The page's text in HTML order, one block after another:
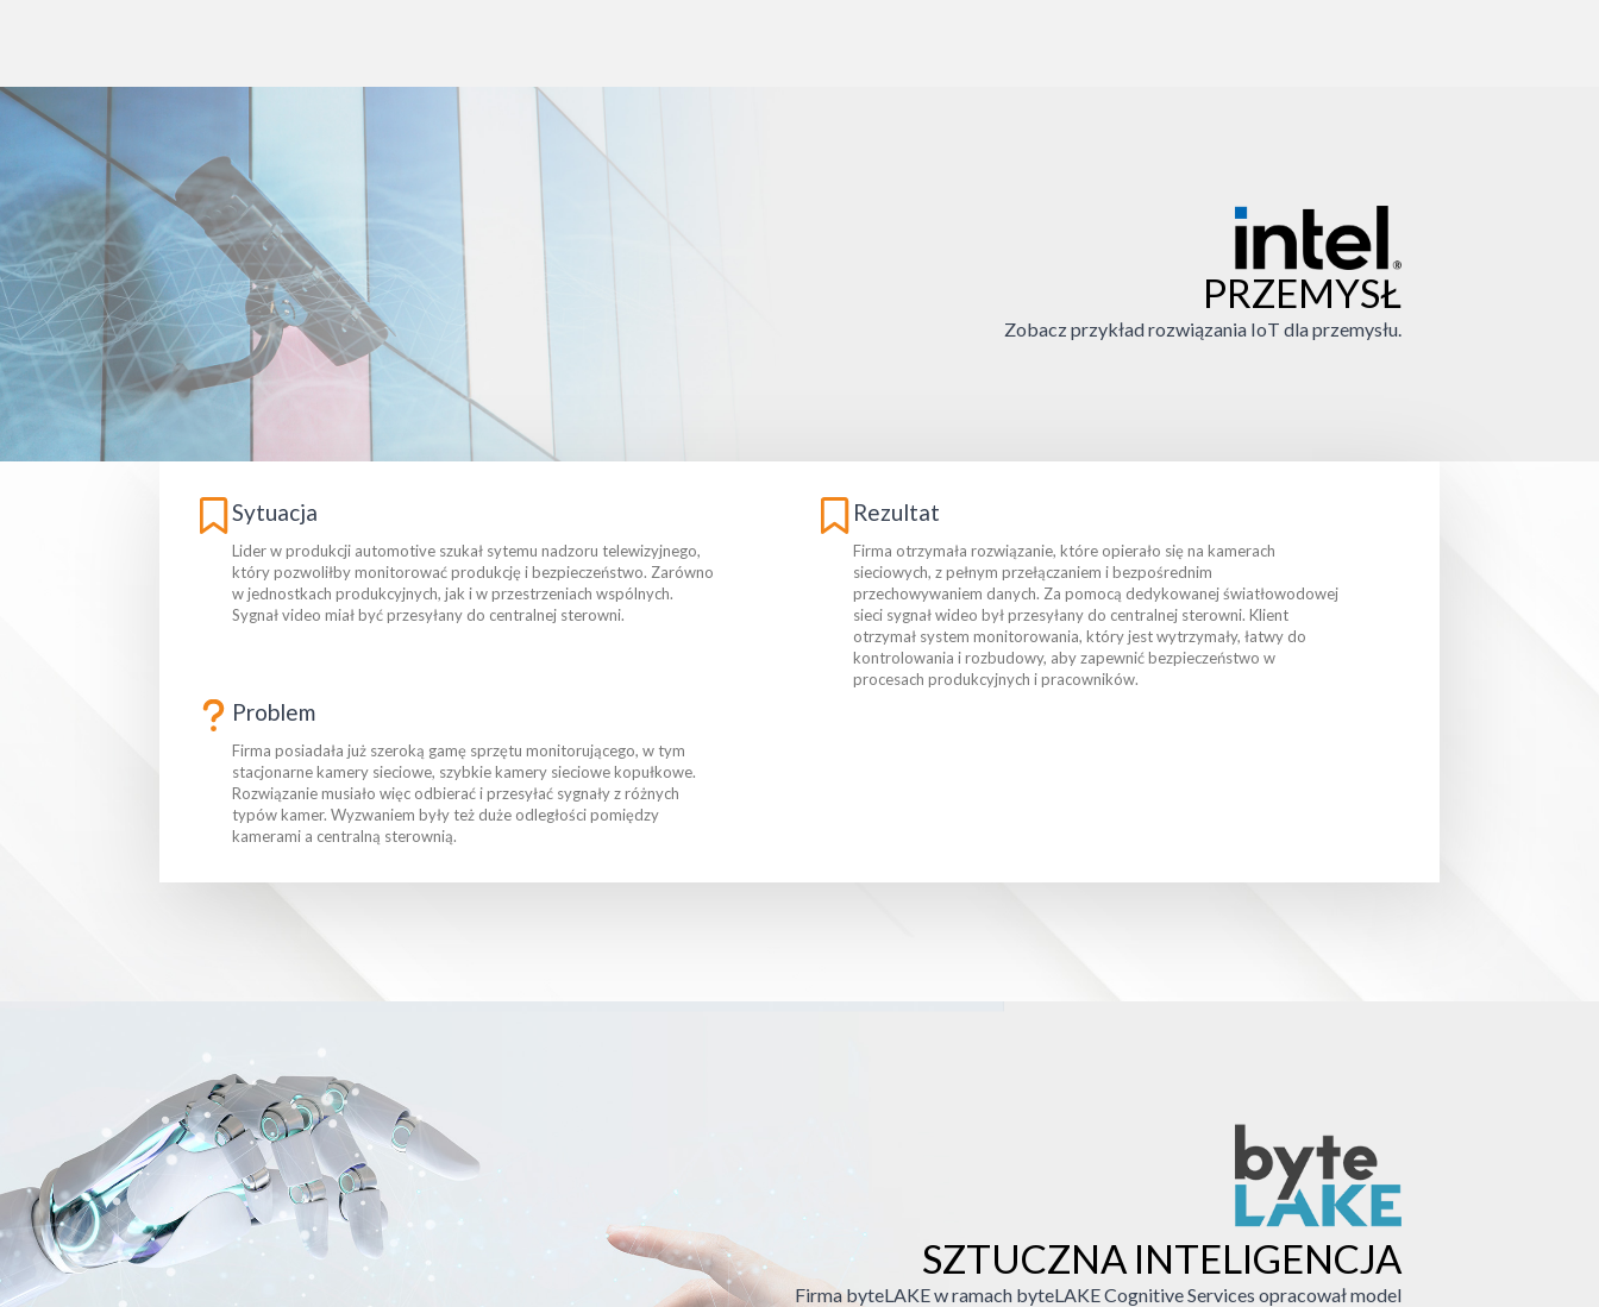
PRZEMYSŁ
Zobacz przykład rozwiązania IoT dla przemysłu.
Sytuacja
Lider w produkcji automotive szukał sytemu nadzoru telewizyjnego,
który pozwoliłby monitorować produkcję i bezpieczeństwo. Zarówno
w jednostkach produkcyjnych, jak i w przestrzeniach wspólnych.
Sygnał video miał być przesyłany do centralnej sterowni.
Problem
Firma posiadała już szeroką gamę sprzętu monitorującego, w tym
stacjonarne kamery sieciowe, szybkie kamery sieciowe kopułkowe.
Rozwiązanie musiało więc odbierać i przesyłać sygnały z różnych
typów kamer. Wyzwaniem były też duże odległości pomiędzy
kamerami a centralną sterownią.
Rezultat
Firma otrzymała rozwiązanie, które opierało się na kamerach
sieciowych, z pełnym przełączaniem i bezpośrednim
przechowywaniem danych. Za pomocą dedykowanej światłowodowej
sieci sygnał wideo był przesyłany do centralnej sterowni. Klient
otrzymał system monitorowania, który jest wytrzymały, łatwy do
kontrolowania i rozbudowy, aby zapewnić bezpieczeństwo w
procesach produkcyjnych i pracowników.
SZTUCZNA INTELIGENCJA
Firma byteLAKE w ramach byteLAKE Cognitive Services opracował model